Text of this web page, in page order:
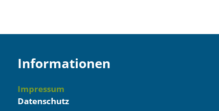
Informationen
Navigation
überspringen
Impressum
Datenschutz